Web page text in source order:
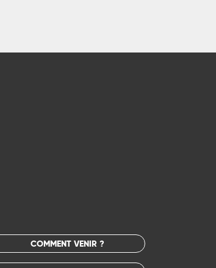
COMMENT VENIR ?